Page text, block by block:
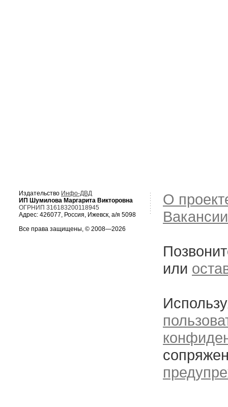
Издательство Инфо-ДВД
ИП Шумилова Маргарита Викторовна
ОГРНИП 316183200118945
Адрес: 426077, Россия, Ижевск, а/я 5098
Все права защищены, © 2008—2026
О
Вакансии
или